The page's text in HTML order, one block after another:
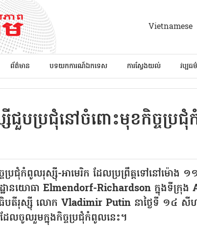
Vietnamese
ព័ត៌មាន បទយកការណ៍ឯកទេស ការស្វែងយល់ វប្បធម៌
បប្រជុំនៅចំពោះមុខកិច្ចប្រជុំ
ច្ចប្រជុំកំពូលរុស្ស៊ី-អាមេរិក ដែលប្រព្រឹត្តទៅនៅម៉ោ
នយោធា Elmendorf-Richardson ក្នុងទីក្រុង
ាធិបតីរុស្ស៊ី លោក Vladimir Putin នាថ្ងៃទី ១៤
លចូលរួមក្នុងកិច្ចប្រជុំកំពូលនេះ។